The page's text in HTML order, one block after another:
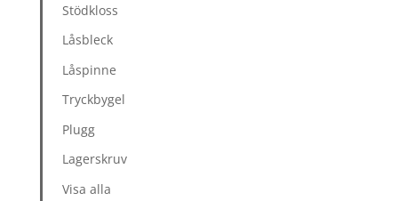
Stödkloss
Låsbleck
Låspinne
Tryckbygel
Plugg
Lagerskruv
Visa alla